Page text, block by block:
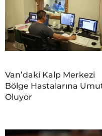
Van’daki Kalp Merkezi
Bölge Hastalarına
Oluyor